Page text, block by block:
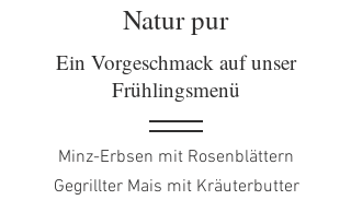
Natur pur
Ein Vorgeschmack auf unser
Frühlingsmenü
Minz-Erbsen mit Rosenblättern
Gegrillter Mais mit Kräuterbutter